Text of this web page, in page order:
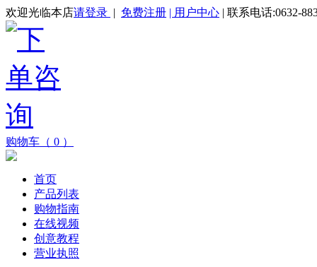
欢迎光临本店请登录 | 免费注册 | 用户中心 | 联系电话:0632-
购物车（ 0 ）
首页
产品列表
购物指南
在线视频
创意教程
营业执照